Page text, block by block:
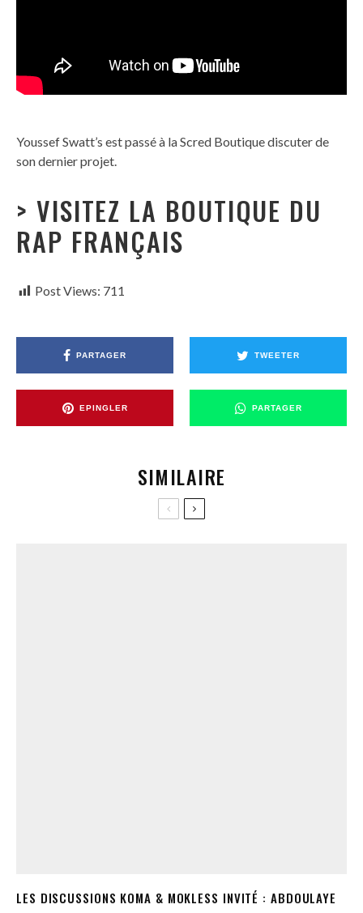
Youssef Swatt’s est passé à la Scred Boutique discuter de
son dernier projet.
> VISITEZ LA BOUTIQUE DU
RAP FRANÇAIS
Post Views: 711
PARTAGER TWEETER
EPINGLER PARTAGER
SIMILAIRE
LES DISCUSSIONS KOMA & MOKLESS INVITÉ : ABDOULAYE